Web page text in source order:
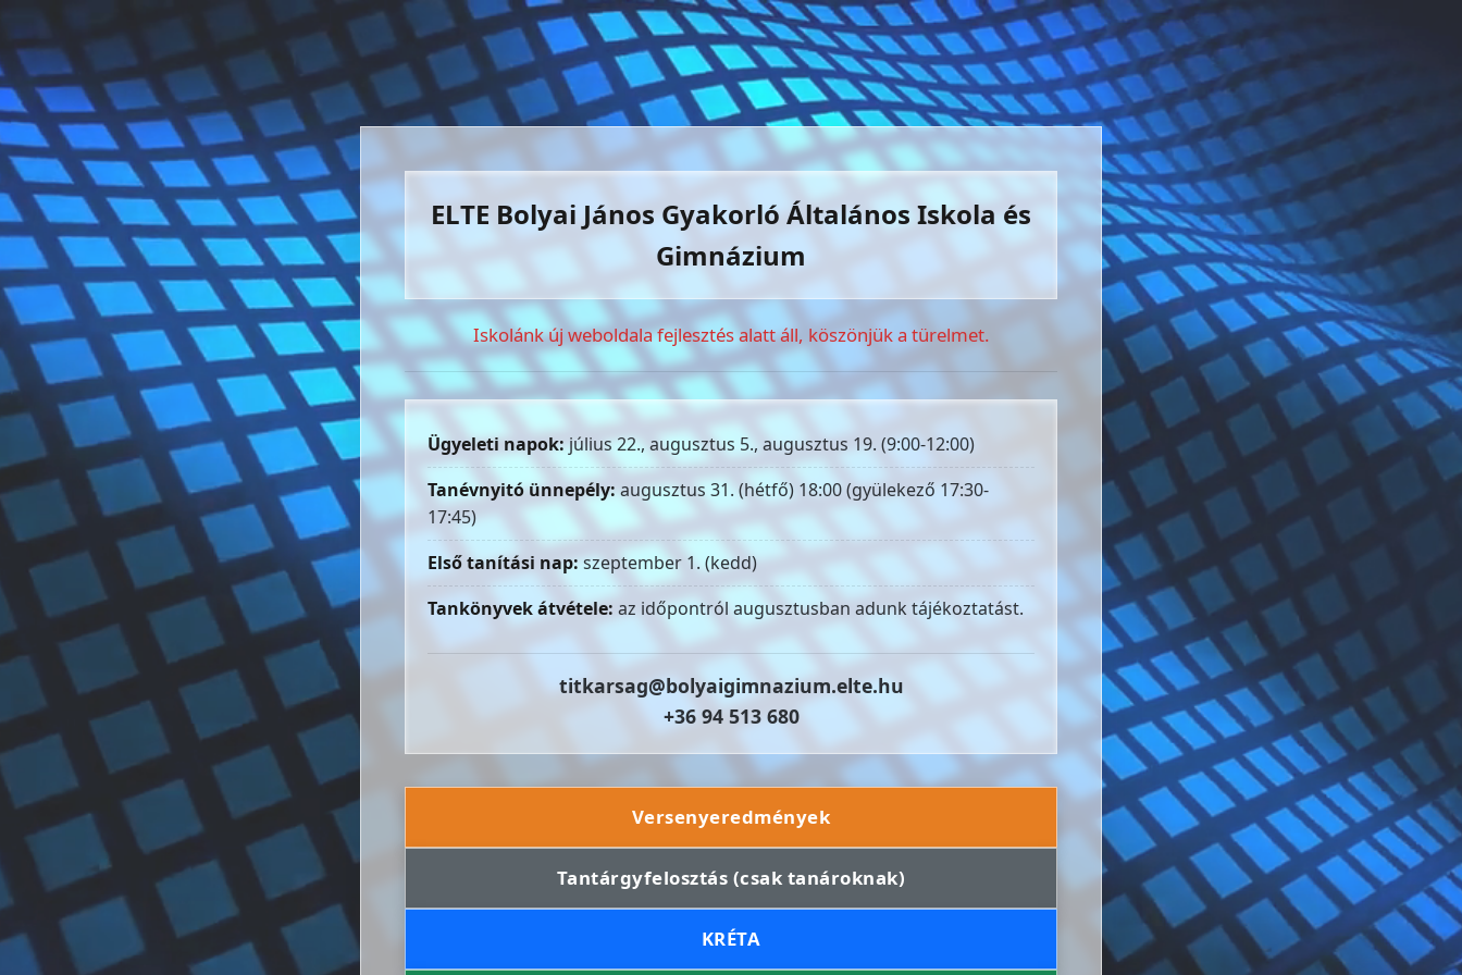
ELTE Bolyai János Gyakorló Általános Iskola és
Gimnázium
Iskolánk új weboldala fejlesztés alatt áll, köszönjük a türelmet.
Ügyeleti napok:július 22., augusztus 5., augusztus 19. (9:00-12:00)
Tanévnyitó ünnepély:augusztus 31. (hétfő) 18:00 (gyülekező 17:30-
17:45)
Első tanítási nap:szeptember 1. (kedd)
Tankönyvek átvétele: az időpontról augusztusban adunk tájékoztatást.
titkarsag@bolyaigimnazium.elte.hu
+36 94 513 680
Versenyeredmények
Tantárgyfelosztás (csak tanároknak)
KRÉTA